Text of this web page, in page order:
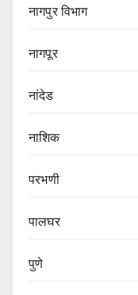
नागपुर‌ विभाग‌
नागपूर
नांदेड
नाशिक
परभणी
पालघर
पुणे